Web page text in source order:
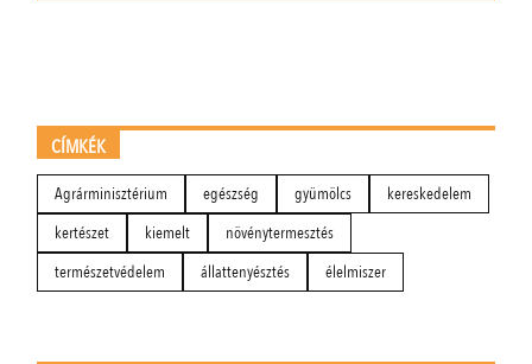
CÍMKÉK
Agrárminisztérium egészség gyümölcs
kereskedelem
kertészet
kiemelt
növénytermesztés
természetvédelem
állattenyésztés élelmiszer